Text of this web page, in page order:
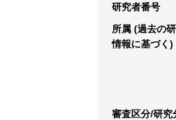
研究者番号
所属 (過去の
情報に基づく)
審査区分/研究